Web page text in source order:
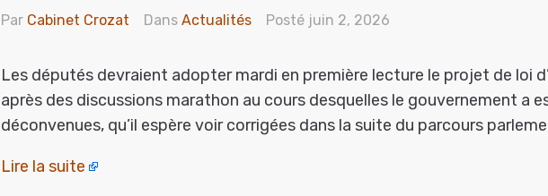
Par Cabinet Crozat Dans Actualités Posté juin 2, 2026
Les députés devraient adopter mardi en première lecture le projet de loi
après des discussions marathon au cours desquelles le gouvernement a
déconvenues, qu’il espère voir corrigées dans la suite du parcours
Lire la suite